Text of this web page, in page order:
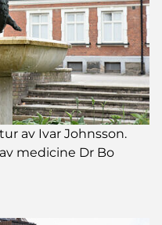
av Ivar Johnsson.
medicine Dr Bo